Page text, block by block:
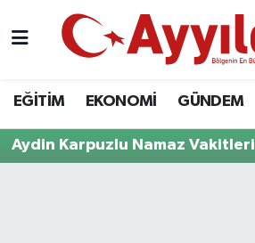
EĞİTİM EKONOMİ GÜNDEM
Aydin Karpuzlu Namaz Vakitleri